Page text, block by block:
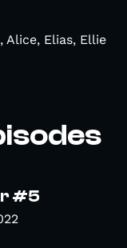
Alice, Elias, Ellie
#5